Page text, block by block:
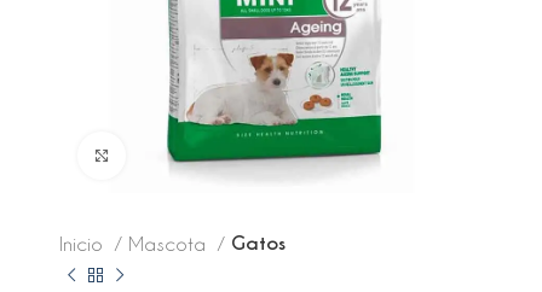
Click to enlarge
Inicio Mascota Gatos